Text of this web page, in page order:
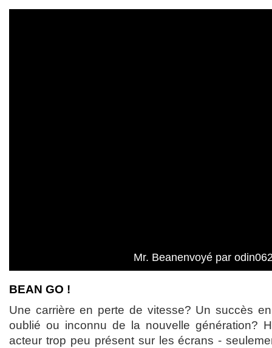
Mr. Beanenvoyé par
BEAN GO !
Une carrière en perte de vitesse? Un succès
oublié ou inconnu de la nouvelle génération?
acteur trop peu présent sur les écrans -